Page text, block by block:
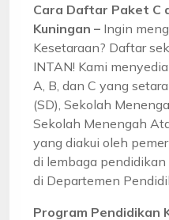
Cara Daftar Paket C
Kuningan – Ingin
Kesetaraan? Daftar
INTAN! Kami
A, B, dan C yang
(SD), Sekolah
Sekolah Menengah
yang diakui oleh
di lembaga
di Departemen
Program Pendidikan